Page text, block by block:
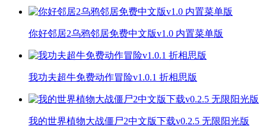
你好邻居2乌鸦邻居免费中文版v1.0 内置菜单版
我功夫超牛免费动作冒险v1.0.1 折相思版
我的世界植物大战僵尸2中文版下载v0.2.5 无限阳光版